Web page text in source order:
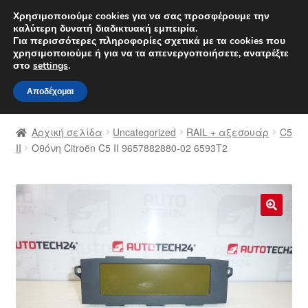
ΑΠΟΣΤΟΛΗ από 7 EUR
Δευτέρα-Παρ. 9 π.μ. - 4 μ.μ.
Απευθείας
μετάβαση
στην
πλοήγηση
Μετάβαση
σε
περιεχόμενο
Αρχική
Διαδικασία Παραπόνων
Καροτσάκι
Μεταφορά
Ο λογαριασμός μου
Αρχική σελίδα Uncategorized RAIL + αξεσουάρ
C5
II
Οθόνη Citroën C5 II 9657882880-02 6593T2
Χρησιμοποιούμε cookies για να σας προσφέρουμε την
καλύτερη δυνατή διαδικτυακή εμπειρία.
Για περισσότερες πληροφορίες σχετικά με τα cookies που
χρησιμοποιούμε ή για να τα απενεργοποιήσετε, ανατρέξτε
στο settings.
Αποδέχομαι